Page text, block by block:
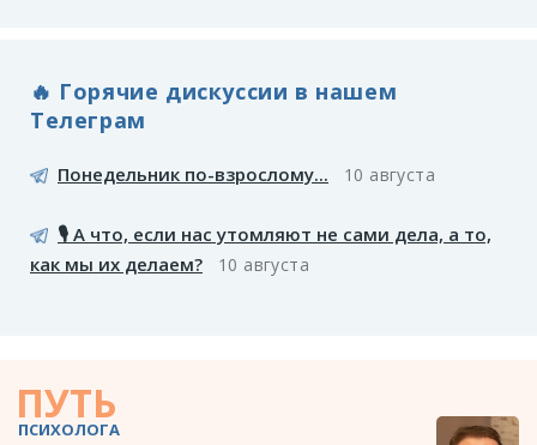
🔥 Горячие дискуссии в нашем
Телеграм
Понедельник по-взрослому... 10 августа
🎙️ А что, если нас утомляют не сами дела, а то,
как мы их делаем?
10 августа
ПУТЬ
ПСИХОЛОГА